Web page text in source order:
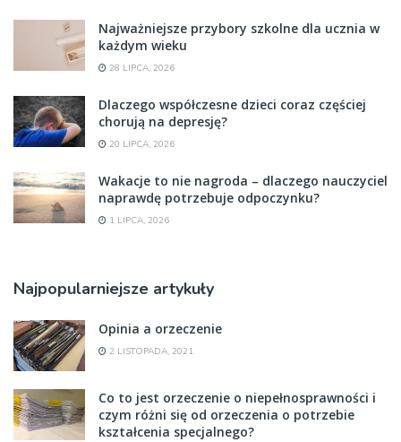
Najważniejsze przybory szkolne dla ucznia w
każdym wieku
28 LIPCA, 2026
Dlaczego współczesne dzieci coraz częściej
chorują na depresję?
20 LIPCA, 2026
Wakacje to nie nagroda – dlaczego nauczyciel
naprawdę potrzebuje odpoczynku?
1 LIPCA, 2026
Najpopularniejsze artykuły
Opinia a orzeczenie
2 LISTOPADA, 2021
Co to jest orzeczenie o niepełnosprawności i
czym różni się od orzeczenia o potrzebie
kształcenia specjalnego?